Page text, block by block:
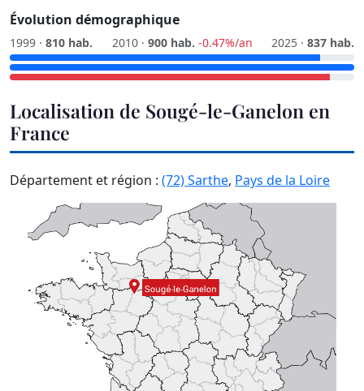
Évolution démographique
1999 · 810 hab. 2010 · 900 hab. -0.47%/an 2025 · 837 hab.
Localisation de Sougé-le-Ganelon en
France
Département et région : (72) Sarthe, Pays de la Loire